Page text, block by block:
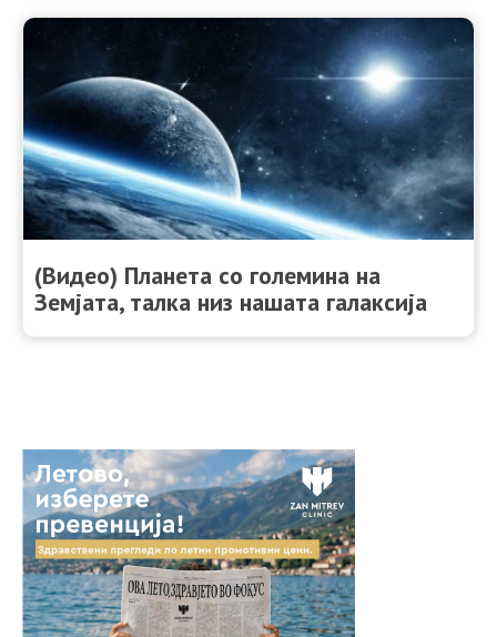
(Видео) Планета со големина на
Земјата, талка низ нашата галаксија